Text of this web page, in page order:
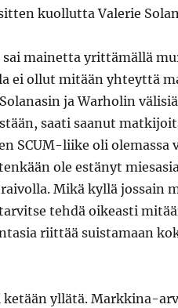
kuollutta Valerie
mainetta yrittämällä
ei ollut mitään yhteyttä
ja Warholin
saati saanut
SCUM-liike oli olemassa
ole estänyt
Mikä kyllä jossain
tehdä oikeasti
riittää suistamaan
yllätä. Markkina-